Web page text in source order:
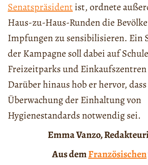
Senatspräsidentist, ordnete
Haus-zu-Haus-Runden die
Impfungen zu sensibilisieren. Ein
der Kampagne soll dabei auf
Freizeitparks und
Darüber hinaus hob er hervor,
Überwachung der Einhaltung von
Hygienestandards notwendig sei.
Emma Vanzo,
Aus demFranzösischen